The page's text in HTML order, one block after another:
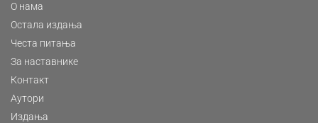
О нама
Остала издања
Честа питања
За наставнике
Контакт
Аутори
Издања